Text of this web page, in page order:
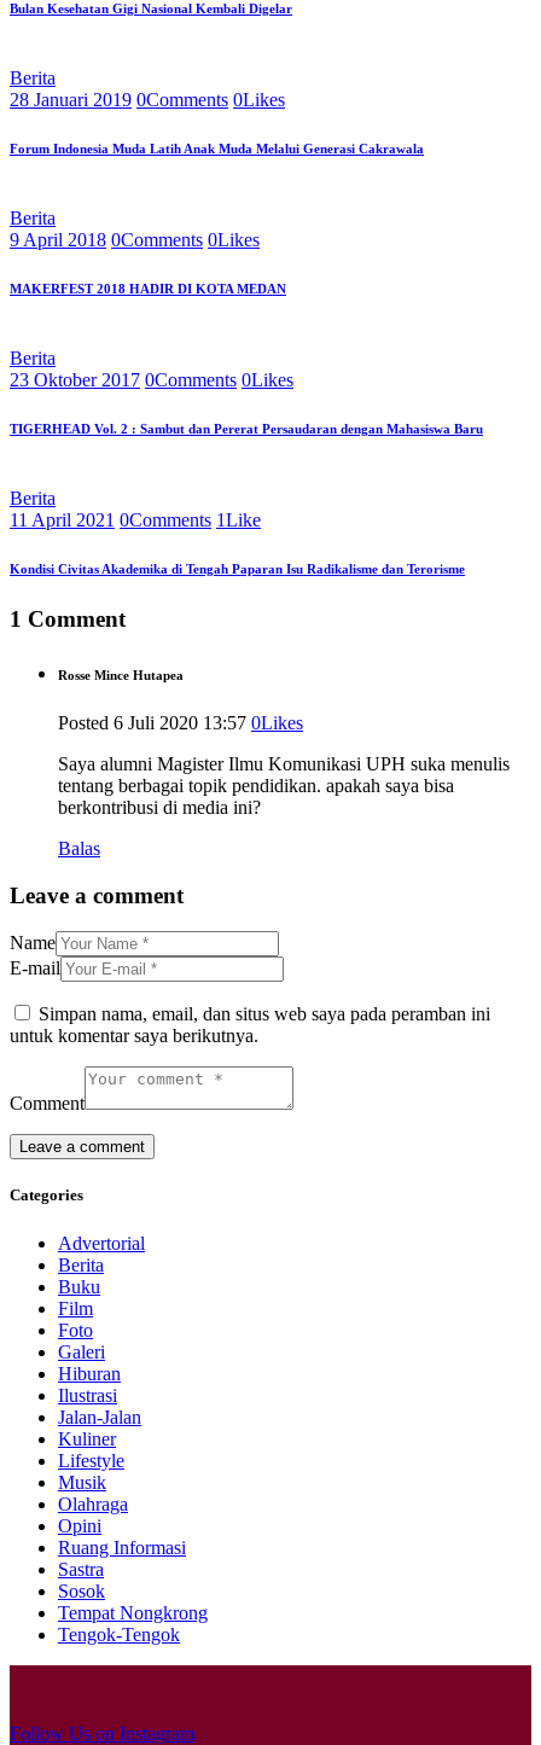
Bulan Kesehatan Gigi Nasional Kembali Digelar
Berita
28 Januari 2019 0Comments 0Likes
Forum Indonesia Muda Latih Anak Muda Melalui Generasi Cakrawala
Berita
9 April 2018 0Comments 0Likes
MAKERFEST 2018 HADIR DI KOTA MEDAN
Berita
23 Oktober 2017 0Comments 0Likes
TIGERHEAD Vol. 2 : Sambut dan Pererat Persaudaran dengan Mahasiswa Baru
Berita
11 April 2021 0Comments 1Like
Kondisi Civitas Akademika di Tengah Paparan Isu Radikalisme dan Terorisme
1 Comment
Rosse Mince Hutapea
Posted 6 Juli 2020 13:57 0Likes
Saya alumni Magister Ilmu Komunikasi UPH suka menulis
tentang berbagai topik pendidikan. apakah saya bisa
berkontribusi di media ini?
Balas
Leave a comment
Name
E-mail
Simpan nama, email, dan situs web saya pada peramban ini
untuk komentar saya berikutnya.
Comment
Categories
Advertorial
Berita
Buku
Film
Foto
Galeri
Hiburan
Ilustrasi
Jalan-Jalan
Kuliner
Lifestyle
Musik
Olahraga
Opini
Ruang Informasi
Sastra
Sosok
Tempat Nongkrong
Tengok-Tengok
Follow Us on Instagram